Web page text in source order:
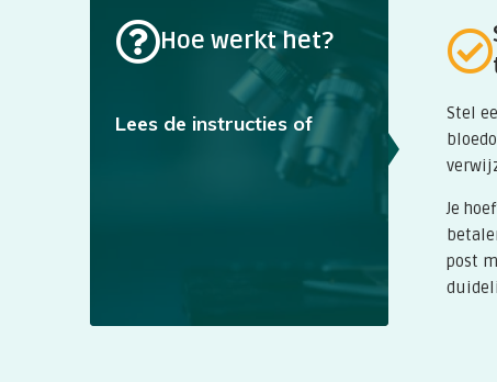
Deze test is gevoelig en kan soms en
inlevertijden om te gaan.
Hoe werkt het?
Lees de instructies of
Stel
Je
post